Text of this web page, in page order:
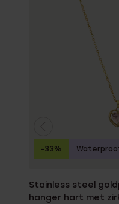
Stainless steel
hanger hart met
-33%